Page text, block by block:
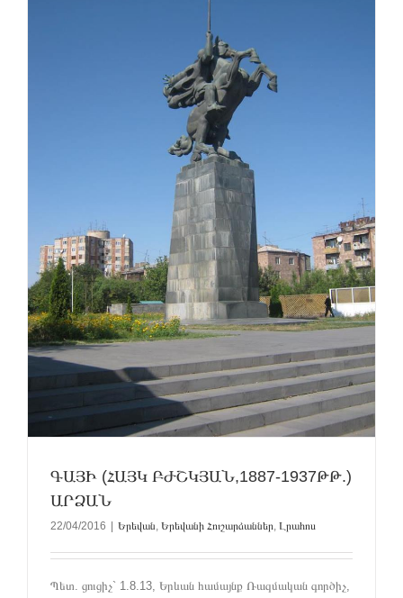
ԳԱՅԻ (ՀԱՅԿ ԲԺՇԿՅԱՆ,1887-1937ԹԹ.)
ԱՐՁԱՆ
22/04/2016 Երեվան, Երեվանի Հուշարձաններ, Լրահոս
Պետ. ցուցիչ` 1.8.13, Երևան համայնք Ռազմական գործիչ,